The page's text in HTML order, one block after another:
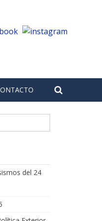
del 24